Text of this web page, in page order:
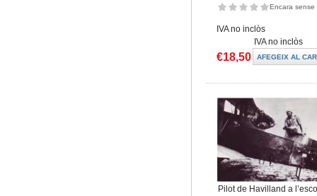
Encara sense
IVA no inclòs
IVA no inclòs
€18,50
Pilot de Havilland a